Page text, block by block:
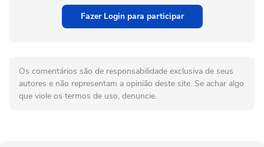
Fazer Login para participar
Os comentários são de responsabilidade exclusiva de seus
autores e não representam a opinião deste site. Se achar algo
que viole os termos de uso, denuncie.